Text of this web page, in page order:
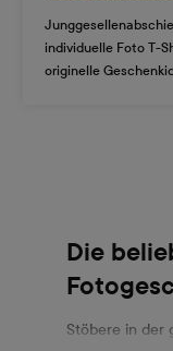
individuelle Foto T-
originelle
Die
Stöbere in der